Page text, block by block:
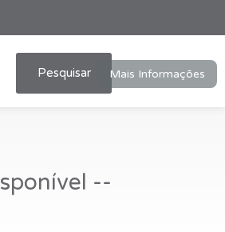
Pesquisar
--
Mais Informações